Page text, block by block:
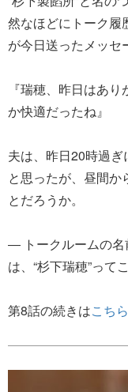
然なほどにトーク履
が今日送ったメッセ
『瑞穂、昨日はあ
か快適だったね』
夫は、昨日20時過
と思ったが、昼間か
とだろうか。
― トークルームの
は、“杉下瑞穂”って
第8話の続きはこちら